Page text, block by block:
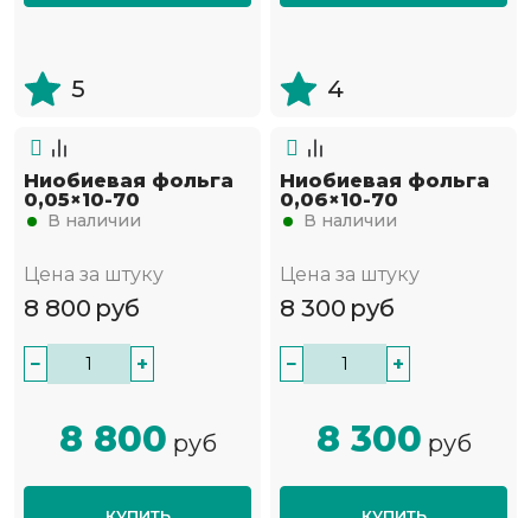
5 4
Ниобиевая фольга
0,05×10-70
В наличии
Цена за штуку
8 800 руб
− +
8 800 руб
Ниобиевая фольга
0,06×10-70
В наличии
Цена за штуку
8 300 руб
− +
8 300 руб